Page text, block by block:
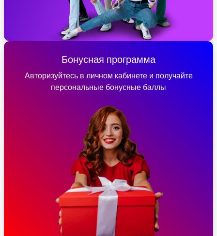
Бонусная программа
Авторизуйтесь в личном кабинете и получайте
персональные бонусные баллы